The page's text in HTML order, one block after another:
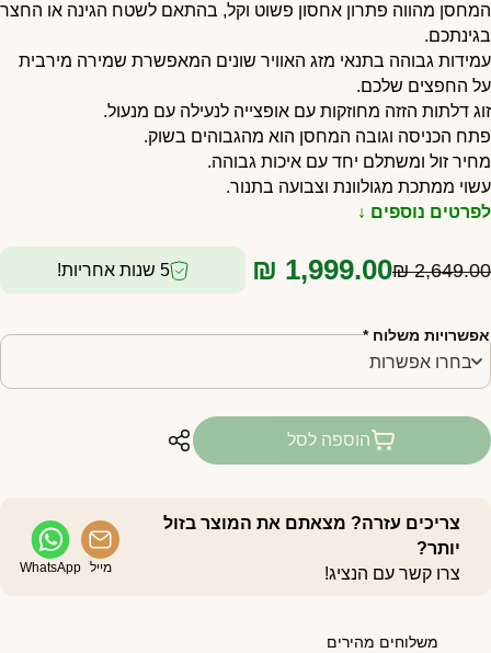
5 שנות אחריות! ₪
₪ 1,999.00
מהווה פתרון אחסון פשוט וקל, בהתאם לשטח הגינה או החצר
גבוהה בתנאי מזג האוויר שונים המאפשרת שמירה מירבית
החפצים שלכם.
דלתות הזזה מחוזקות עם אופצייה לנעילה עם מנעול.
הכניסה וגובה המחסן הוא מהגבוהים בשוק.
זול ומשתלם יחד עם איכות גבוהה.
ממתכת מגולוונת וצבועה בתנור.
נוספים ↓
משלוח*
הוספה לסל
צריכים עזרה? מצאתם את המוצר בזול
יותר?
צרו קשר עם הנציג!
מייל WhatsApp
משלוחים מהירים